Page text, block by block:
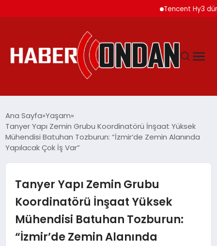
Tencent Hy3 dünya
SIYASET
EKONOMI
SPOR
Ana Sayfa Yaşam
Tanyer Yapı Zemin Grubu Koordinatörü İnşaat Yüksek
Mühendisi Batuhan Tozburun: “İzmir’de Zemin Alanında
Yapılacak Çok İş Var”
Tanyer Yapı Zemin Grubu
Koordinatörü İnşaat Yüksek
Mühendisi Batuhan Tozburun:
“İzmir’de Zemin Alanında